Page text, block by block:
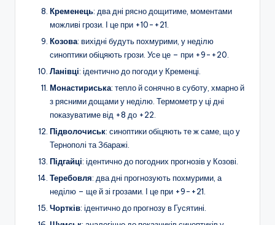
Кременець: два дні рясно дощитиме, моментами
можливі грози. І це при +10-+21.
Козова: вихідні будуть похмурими, у неділю
синоптики обіцяють грози. Усе це – при +9-+20.
Ланівці: ідентично до погоди у Кременці.
Монастириська: тепло й сонячно в суботу, хмарно й
з рясними дощами у неділю. Термометр у ці дні
показуватиме від +8 до +22.
Підволочиськ: синоптики обіцяють те ж саме, що у
Тернополі та Збаражі.
Підгайці: ідентично до погодних прогнозів у Козові.
Теребовля: два дні прогнозують похмурими, а
неділю – ще й зі грозами. І це при +9-+21.
Чортків: ідентично до прогнозу в Гусятині.